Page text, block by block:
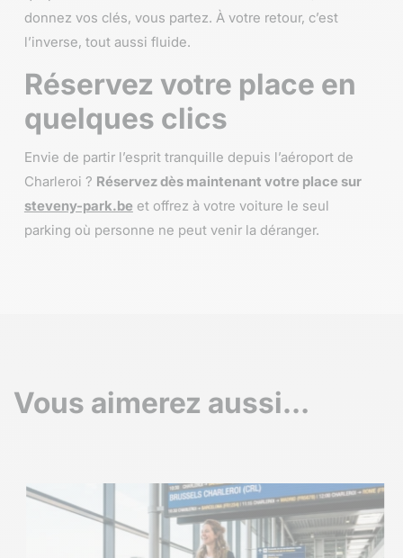
donnez vos clés, vous partez. À votre retour, c’est
l’inverse, tout aussi fluide.
Réservez votre place en
quelques clics
Envie de partir l’esprit tranquille depuis l’aéroport de
Charleroi ? Réservez dès maintenant votre place sur
steveny-park.be et offrez à votre voiture le seul
parking où personne ne peut venir la déranger.
Vous aimerez aussi…